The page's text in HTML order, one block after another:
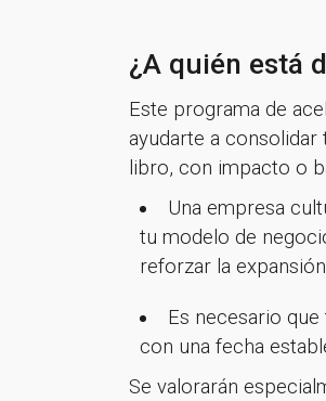
¿A quién está
Este programa de
ayudarte a
libro, con impacto o
Una empresa
tu modelo de
reforzar la
Es necesario
con una fecha
Se valorarán